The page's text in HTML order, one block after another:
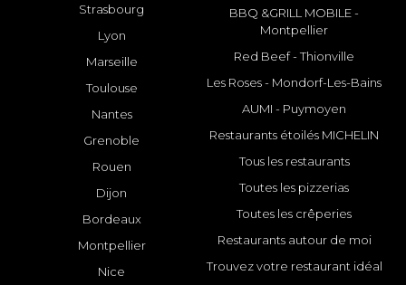
Strasbourg
Lyon
Marseille
Toulouse
Nantes
Grenoble
Rouen
Dijon
Bordeaux
Montpellier
Nice
BBQ &GRILL MOBILE -
Montpellier
Red Beef - Thionville
Les Roses - Mondorf-Les-Bains
AUMI - Puymoyen
Restaurants étoilés MICHELIN
Tous les restaurants
Toutes les pizzerias
Toutes les crêperies
Restaurants autour de moi
Trouvez votre restaurant idéal